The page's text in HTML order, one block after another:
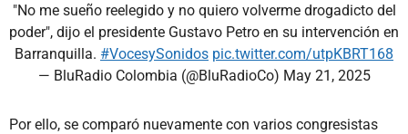
"No me sueño reelegido y no quiero volverme drogadicto del
poder", dijo el presidente Gustavo Petro en su intervención en
Barranquilla. #VocesySonidos pic.twitter.com/utpKBRT168
— BluRadio Colombia (@BluRadioCo) May 21, 2025
Por ello, se comparó nuevamente con varios congresistas